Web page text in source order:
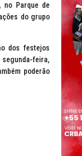
no Parque de
do grupo
dos festejos
feira,
poderão